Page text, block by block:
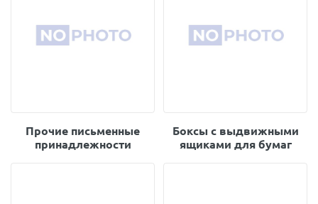
Прочие письменные
принадлежности
Боксы с выдвижными
ящиками для бумаг